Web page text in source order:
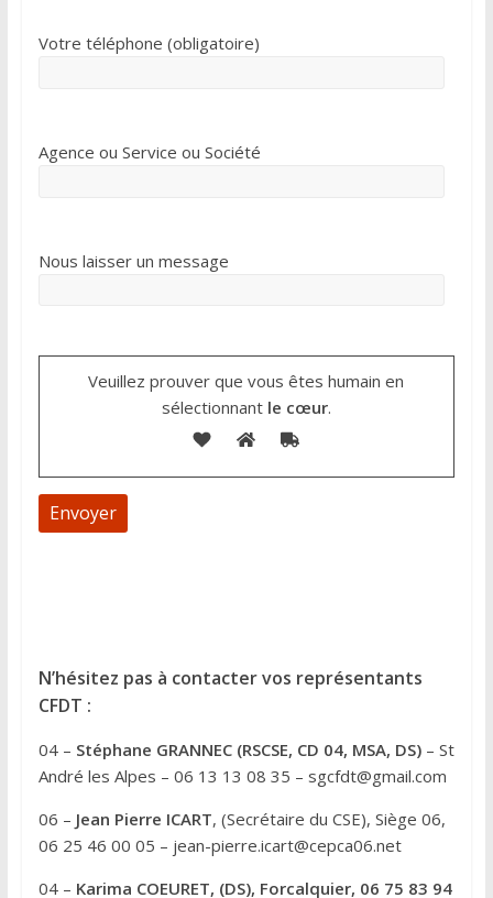
Votre téléphone (obligatoire)
Agence ou Service ou Société
Nous laisser un message
Veuillez prouver que vous êtes humain en
sélectionnantle cœur.
e
r
a
t
i
v
N’hésitez pas à contacter vos représentants
CFDT :
04 – Stéphane GRANNEC (RSCSE, CD 04, MSA, DS)– St
André les Alpes – 06 13 13 08 35 – sgcfdt@gmail.com
06 – Jean Pierre ICART, (Secrétaire du CSE), Siège 06,
06 25 46 00 05 – jean-pierre.icart@cepca06.net
04 – Karima COEURET, (DS), Forcalquier, 06 75 83 94